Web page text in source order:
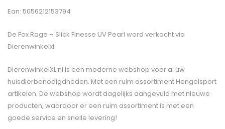
Ean: 5056212153794
De Fox Rage – Slick Finesse UV Pearl word verkocht via
Dierenwinkelxl
DierenwinkelXL.nl is een moderne webshop voor al uw
huisdierbenodigdheden. Met een ruim assortiment Hengelsport
artikelen. De webshop wordt dagelijks aangevuld met nieuwe
producten, waardoor er een ruim assortiment is met een
goede service en snelle levering!